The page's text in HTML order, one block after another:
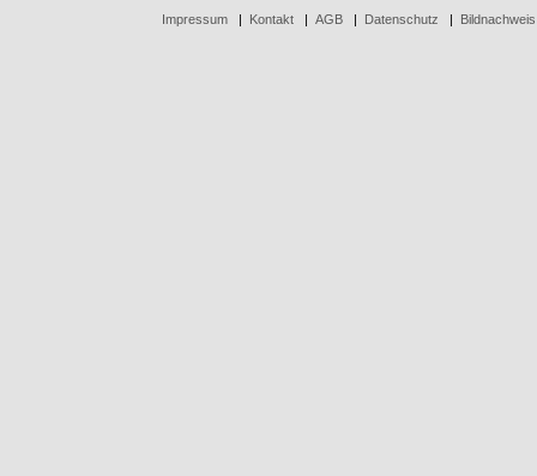
Impressum| Kontakt| AGB| Datenschutz Bildnachweis